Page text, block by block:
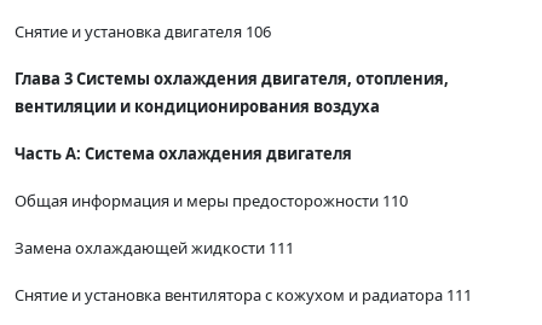
Снятие и установка двигателя 106
Глава 3 Системы охлаждения двигателя, отопления,
вентиляции и кондиционирования воздуха
Часть А: Система охлаждения двигателя
Общая информация и меры предосторожности 110
Замена охлаждающей жидкости 111
Снятие и установка вентилятора с кожухом и радиатора 111